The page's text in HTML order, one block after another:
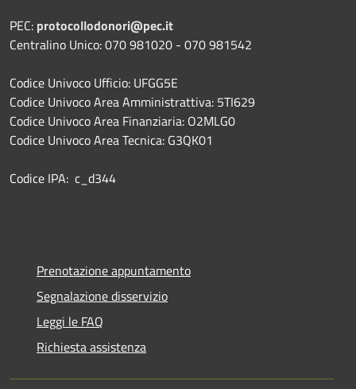
PEC: protocollodonori@pec.it
Centralino Unico: 070 981020 - 070 981542
Codice Univoco Ufficio: UFGG5E
Codice Univoco Area Amministrattiva: 5TI629
Codice Univoco Area Finanziaria: O2MLG0
Codice Univoco Area Tecnica: G3QK01
Codice IPA: c_d344
Prenotazione appuntamento
Segnalazione disservizio
Leggi le FAQ
Richiesta assistenza